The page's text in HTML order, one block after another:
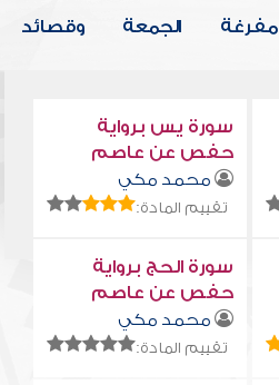
مفرغة
الجمعة
وقصائد
سورة يس برواية
حفص عن عاصم
محمد مكي
تقييم المادة:
سورة الحج برواية
حفص عن عاصم
محمد مكي
تقييم المادة: